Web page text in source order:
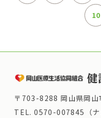
10
〒703-8288 岡山県岡
TEL.0570-007845（ナ